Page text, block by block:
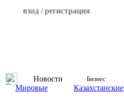
вход / регистрация
Новости Бизнес
Мировые Казахстанские